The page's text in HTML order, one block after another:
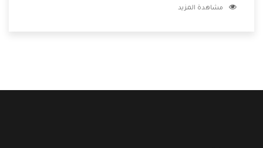
دون اى ازعاج كما أننا نهتم بكل ما يحتاجه المستهلك لكى نحافظ
مشاهدة المزيد